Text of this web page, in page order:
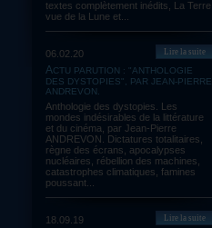
textes complètement inédits, La Terre
vue de la Lune et...
06.02.20
ACTU PARUTION : "ANTHOLOGIE
DES DYSTOPIES", PAR JEAN-PIERRE
ANDREVON.
Anthologie des dystopies. Les
mondes indésirables de la littérature
et du cinéma, par Jean-Pierre
ANDREVON. Dictatures totalitaires,
règne des écrans, apocalypses
nucléaires, rébellion des machines,
catastrophes climatiques, famines
poussant...
Lire la suite
18.09.19 Lire la suite